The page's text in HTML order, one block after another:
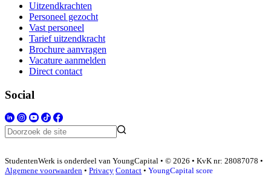
Uitzendkrachten
Personeel gezocht
Vast personeel
Tarief uitzendkracht
Brochure aanvragen
Vacature aanmelden
Direct contact
Social
StudentenWerk is onderdeel van YoungCapital • © 2026 • KvK nr: 28087078 •
Algemene voorwaarden • Privacy Contact • YoungCapital score